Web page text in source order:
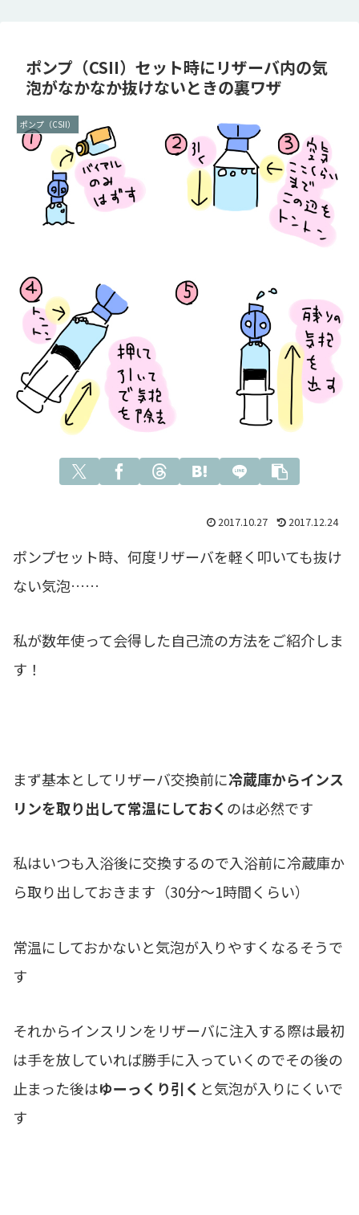
ポンプ（CSII）セット時にリザーバ内の気
泡がなかなか抜けないときの裏ワザ
ポンプ（CSII）
2017.10.27 2017.12.24
ポンプセット時、何度リザーバを軽く叩いても抜け
ない気泡……
私が数年使って会得した自己流の方法をご紹介しま
す！
まず基本としてリザーバ交換前に冷蔵庫からインス
リンを取り出して常温にしておく のは必然です
私はいつも入浴後に交換するので入浴前に冷蔵庫か
ら取り出しておきます（30分～1時間くらい）
常温にしておかないと気泡が入りやすくなるそうで
す
それからインスリンをリザーバに注入する際は最初
は手を放していれば勝手に入っていくのでその後の
止まった後はゆーっくり引く と気泡が入りにくいで
す